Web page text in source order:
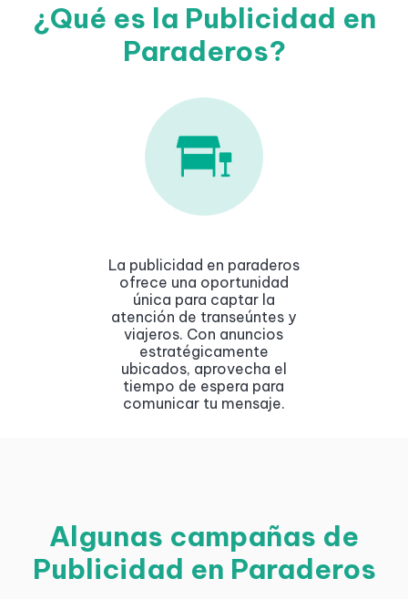
¿Qué es la Publicidad en
Paraderos?
La publicidad en paraderos
ofrece una oportunidad
única para captar la
atención de transeúntes y
viajeros. Con anuncios
estratégicamente
ubicados, aprovecha el
tiempo de espera para
comunicar tu mensaje.
Algunas campañas de
Publicidad en Paraderos